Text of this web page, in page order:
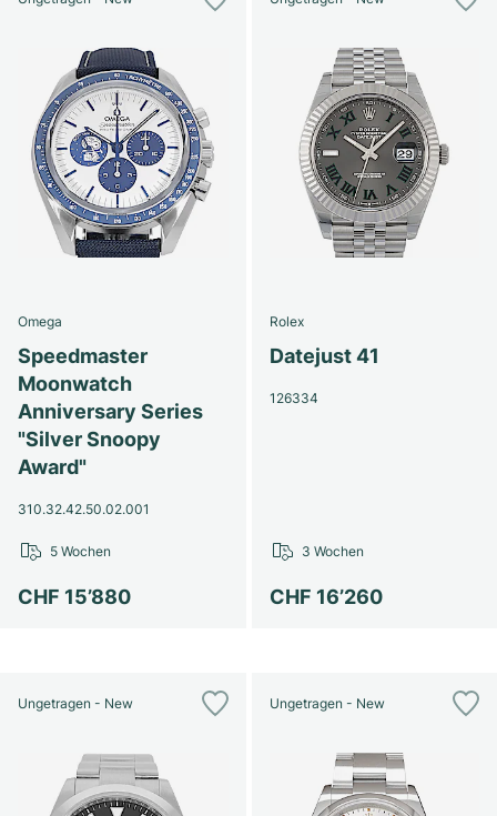
Omega
Speedmaster
Moonwatch
Anniversary Series
"Silver Snoopy
Award"
310.32.42.50.02.001
CHF 15’880
5 Wochen
Rolex
Datejust 41
126334
CHF 16’260
3 Wochen
Ungetragen - New Ungetragen - New